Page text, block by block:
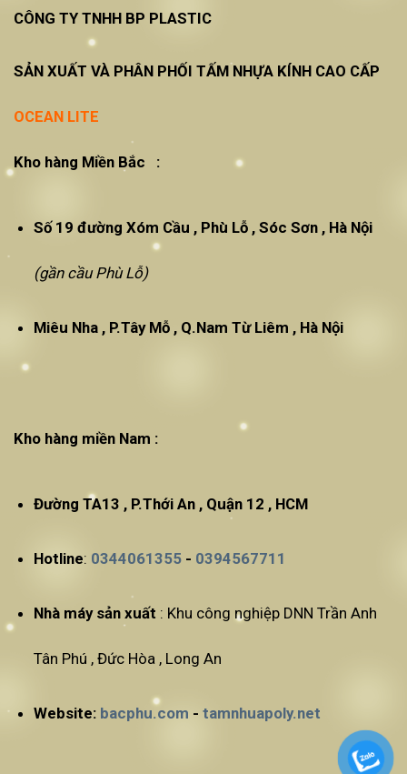
CÔNG TY TNHH BP PLASTIC
SẢN XUẤT VÀ PHÂN PHỐI TẤM NHỰA KÍNH CAO CẤP
OCEAN LITE
Kho hàng Miền Bắc :
Số 19 đường Xóm Cầu , Phù Lỗ , Sóc Sơn , Hà Nội
(gần cầu Phù Lỗ)
Miêu Nha , P.Tây Mỗ , Q.Nam Từ Liêm , Hà Nội
Kho hàng miền Nam :
Đường TA13 , P.Thới An , Quận 12 , HCM
Hotline: 0344061355- 0394567711
Nhà máy sản xuất : Khu công nghiệp DNN Trần Anh
Tân Phú , Đức Hòa , Long An
Website: bacphu.com - tamnhuapoly.net